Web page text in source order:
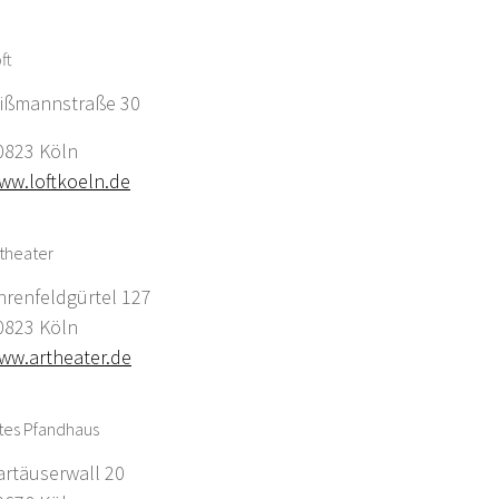
30
Köln
127
Köln
Pfandhaus
20